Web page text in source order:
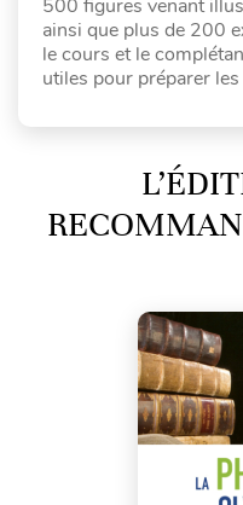
500 figures venant
ainsi que plus de 200
le cours et le
utiles pour préparer